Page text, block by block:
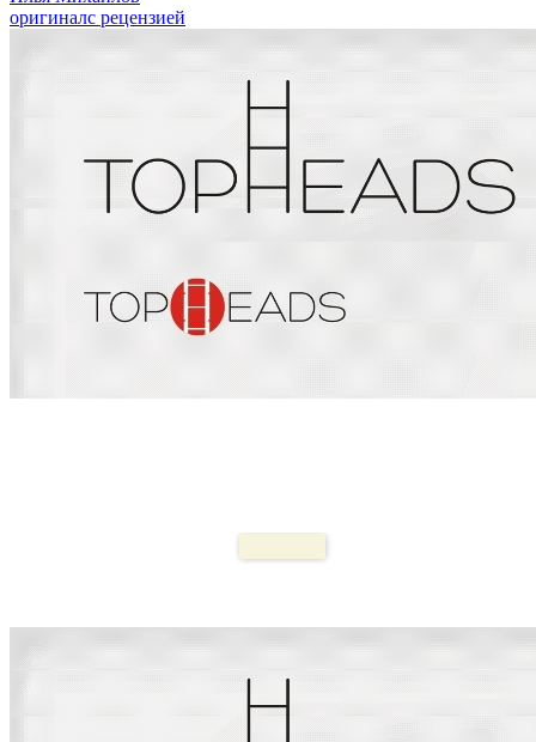
оригиналс рецензией